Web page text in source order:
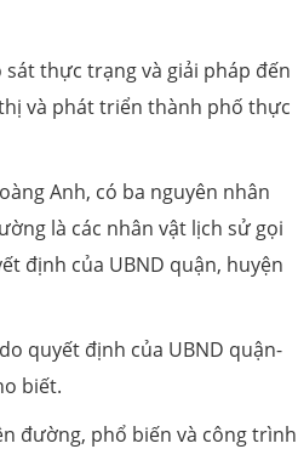
sát thực trạng và giải pháp đến
và phát triển thành phố thực
Anh, có ba nguyên nhân
là các nhân vật lịch sử gọi
định của UBND quận, huyện
quyết định của UBND quận-
biết.
đường, phổ biến và công trình